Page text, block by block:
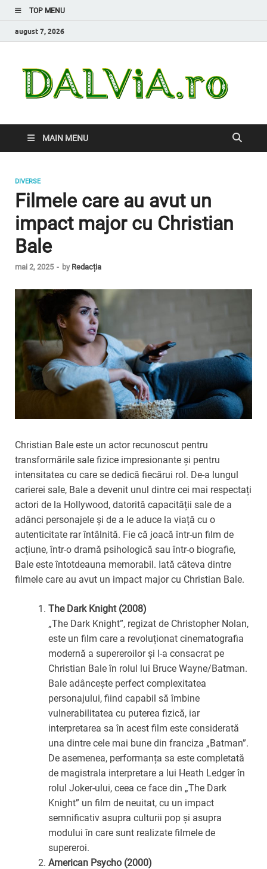
TOP MENU
august 7, 2026
MAIN MENU
DIVERSE
Filmele care au avut un
impact major cu Christian
Bale
mai 2, 2025 - by Redacția
Christian Bale este un actor recunoscut pentru
transformările sale fizice impresionante și pentru
intensitatea cu care se dedică fiecărui rol. De-a lungul
carierei sale, Bale a devenit unul dintre cei mai respectați
actori de la Hollywood, datorită capacității sale de a
adânci personajele și de a le aduce la viață cu o
autenticitate rar întâlnită. Fie că joacă într-un film de
acțiune, într-o dramă psihologică sau într-o biografie,
Bale este întotdeauna memorabil. Iată câteva dintre
filmele care au avut un impact major cu Christian Bale.
The Dark Knight (2008)
„The Dark Knight”, regizat de Christopher Nolan,
este un film care a revoluționat cinematografia
modernă a supereroilor și l-a consacrat pe
Christian Bale în rolul lui Bruce Wayne/Batman.
Bale adâncește perfect complexitatea
personajului, fiind capabil să îmbine
vulnerabilitatea cu puterea fizică, iar
interpretarea sa în acest film este considerată
una dintre cele mai bune din franciza „Batman”.
De asemenea, performanța sa este completată
de magistrala interpretare a lui Heath Ledger în
rolul Joker-ului, ceea ce face din „The Dark
Knight” un film de neuitat, cu un impact
semnificativ asupra culturii pop și asupra
modului în care sunt realizate filmele de
supereroi.
American Psycho (2000)